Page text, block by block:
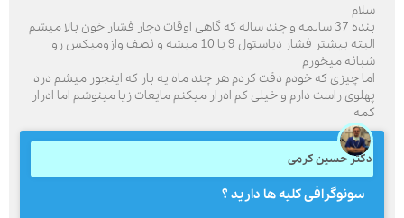
سلام
بنده 37 سالمه و چند ساله که گاهی اوقات دچار فشار خون بالا میشم
البته بیشتر فشار دیاستول 9 یا 10 میشه و نصف وازومیکس رو
شبانه میخورم
اما چیزی که خودم دقت کردم هر چند ماه یه بار که اینجور میشم درد
پهلوی راست دارم و خیلی کم ادرار میکنم مایعات زیا مینوشم اما ادرار
کمه
دکتر حسین کرمی
سونوگرافی کلیه ها دارید ؟